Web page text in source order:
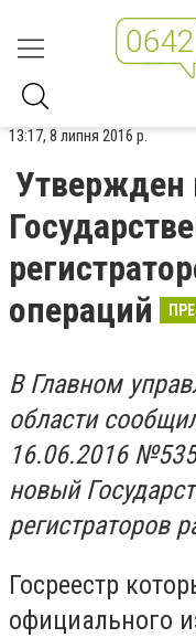
13:17, 8 липня 2016 р.
Утвержден
операций
В Главном
области
16.06.2016
новый
регистраторов
Госреестр
официального